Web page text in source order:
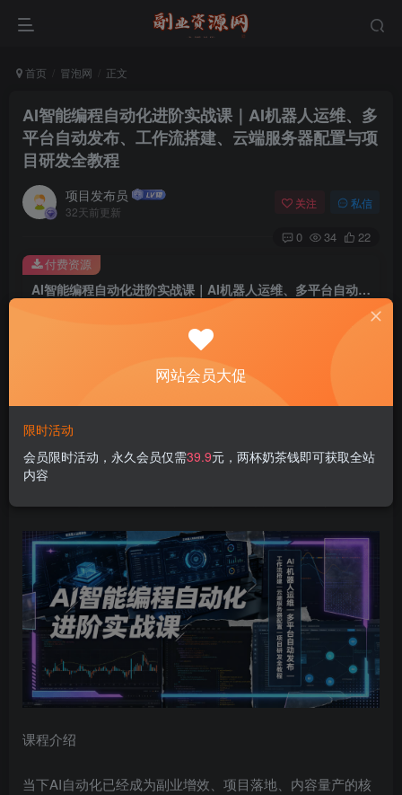
首页 冒泡网 正文
AI智能编程自动化进阶实战课｜AI机器人运维、多
平台自动发布、工作流搭建、云端服务器配置与项
目研发全教程
项目发布员
32天前更新
关注 私信
0 34 22
AI智能编程自动化进阶实战课｜AI机器人运维、多平台自动发布、工作流搭建、云端服务器配置与项目研发全教程
4
免费
付费资源
AI智能编程自动化进阶实战课｜AI机器人运维、多平台自动
课程介绍
当下AI自动化已经成为副业增效、项目落地、内容量产的核
网站会员大促
限时活动
会员限时活动，永久会员仅需39.9元，两杯奶茶钱即可获取全站
内容